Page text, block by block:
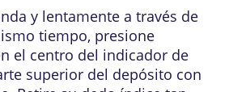
y lentamente a través de
tiempo, presione
el centro del indicador de
superior del depósito con